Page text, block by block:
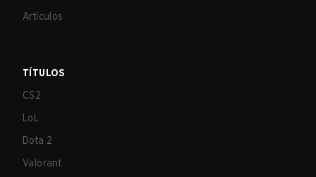
Artículos
TÍTULOS
CS2
LoL
Dota 2
Valorant